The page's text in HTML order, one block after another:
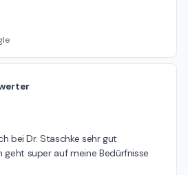
bei Dr. Staschke sehr gut
geht super auf meine Bedürfnisse